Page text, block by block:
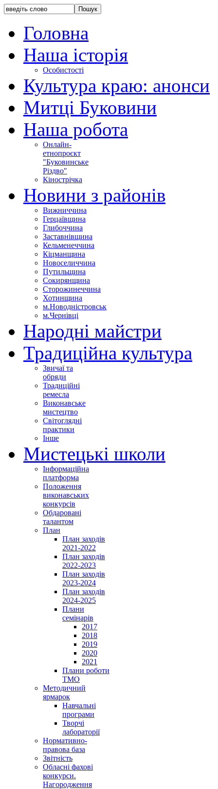
Головна
Наша історія
Особистості
Культура краю: анонси
Митці Буковини
Наша робота
Онлайн-
етнопроєкт
"Буковинське
Різдво"
Кінострічка
Новини з районів
Вижниччина
Герцаївщина
Глибоччина
Заставнівщина
Кельменеччина
Кіцманщина
Новоселиччина
Путильщина
Сокирянщина
Сторожинеччина
Хотинщина
м.Новодністровськ
м.Чернівці
Народні майстри
Традиційна культура
Звичаї та
обряди
Традиційні
ремесла
Виконавське
мистецтво
Світоглядні
практики
Інше
Мистецькі школи
Інформаційна
платформа
Положення
виконавських
конкурсів
Обдаровані
талантом
План
План заходів
2021-2022
План заходів
2022-2023
План заходів
2023-2024
План заходів
2024-2025
Плани
семінарів
2017
2018
2019
2020
2021
Плани роботи
ТМО
Методичний
ярмарок
Навчальні
програми
Творчі
лабораторії
Нормативно-
правова база
Звітність
Обласні фахові
конкурси.
Нагородження